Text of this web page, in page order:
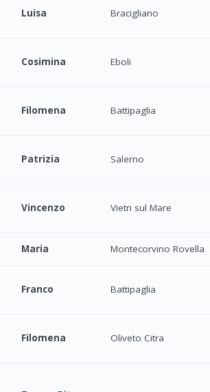
Luisa Bracigliano
Cosimina Eboli
Filomena Battipaglia
Patrizia Salerno
Vincenzo Vietri sul Mare
Maria Montecorvino Rovella
Franco Battipaglia
Filomena Oliveto Citra